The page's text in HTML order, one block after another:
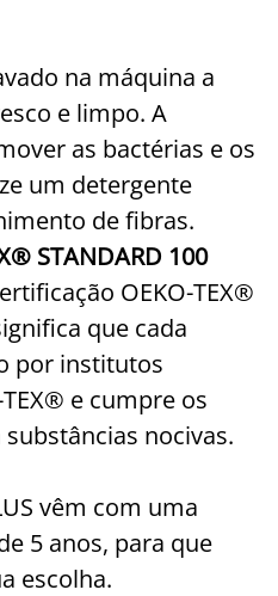
na máquina a
e limpo. A
as bactérias e os
um detergente
de fibras.
STANDARD 100
OEKO-TEX®
que cada
por institutos
e cumpre os
nocivas.
vêm com uma
5 anos, para que
escolha.